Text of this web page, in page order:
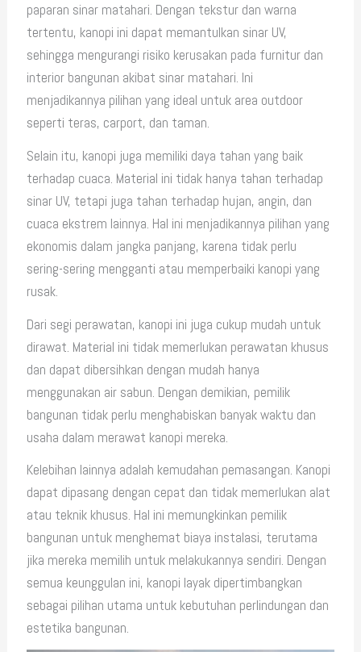
paparan sinar matahari. Dengan tekstur dan warna
tertentu, kanopi ini dapat memantulkan sinar UV,
sehingga mengurangi risiko kerusakan pada furnitur dan
interior bangunan akibat sinar matahari. Ini
menjadikannya pilihan yang ideal untuk area outdoor
seperti teras, carport, dan taman.
Selain itu, kanopi juga memiliki daya tahan yang baik
terhadap cuaca. Material ini tidak hanya tahan terhadap
sinar UV, tetapi juga tahan terhadap hujan, angin, dan
cuaca ekstrem lainnya. Hal ini menjadikannya pilihan yang
ekonomis dalam jangka panjang, karena tidak perlu
sering-sering mengganti atau memperbaiki kanopi yang
rusak.
Dari segi perawatan, kanopi ini juga cukup mudah untuk
dirawat. Material ini tidak memerlukan perawatan khusus
dan dapat dibersihkan dengan mudah hanya
menggunakan air sabun. Dengan demikian, pemilik
bangunan tidak perlu menghabiskan banyak waktu dan
usaha dalam merawat kanopi mereka.
Kelebihan lainnya adalah kemudahan pemasangan. Kanopi
dapat dipasang dengan cepat dan tidak memerlukan alat
atau teknik khusus. Hal ini memungkinkan pemilik
bangunan untuk menghemat biaya instalasi, terutama
jika mereka memilih untuk melakukannya sendiri. Dengan
semua keunggulan ini, kanopi layak dipertimbangkan
sebagai pilihan utama untuk kebutuhan perlindungan dan
estetika bangunan.